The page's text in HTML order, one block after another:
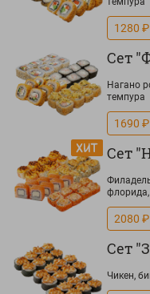
1280 ₽
Сет
Нагано
темпура
1690 ₽
Сет
флорида,
2080 ₽
Сет
Чикен,